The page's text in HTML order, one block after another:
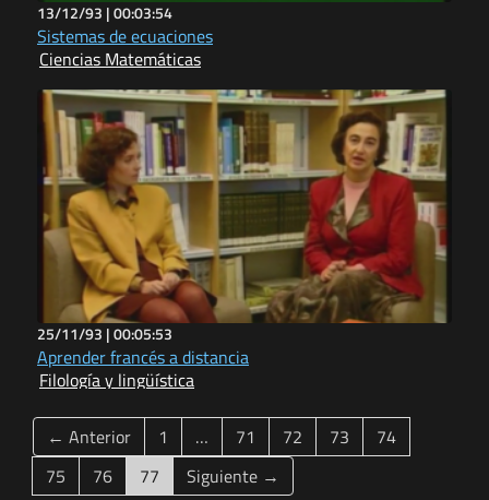
13/12/93 |00:03:54
Sistemas de ecuaciones
Ciencias Matemáticas
25/11/93 |00:05:53
Aprender francés a distancia
Filología y lingüística
← Anterior 1 … 71 72 73
74
75
76 77 (current)
Siguiente →